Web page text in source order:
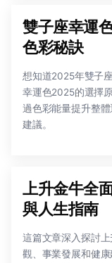
雙子座幸運
色彩秘訣
想知道2025年雙子
幸運色2025的選擇
過色彩能量提升整
建議。
上升金牛全
與人生指南
這篇文章深入探討
觀、事業發展和健